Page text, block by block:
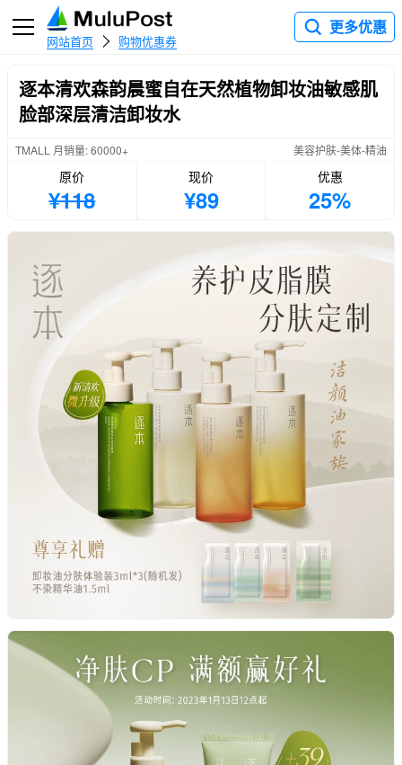
网站首页 购物优惠券
更多优惠
逐本清欢森韵晨蜜自在天然植物卸妆油敏感肌
脸部深层清洁卸妆水
TMALL 月销量: 60000+ 美容护肤-美体-精油
原价
¥118
现价
¥89
优惠
25%